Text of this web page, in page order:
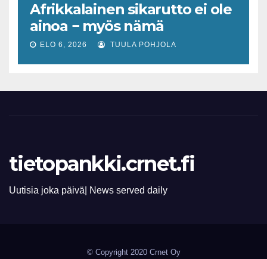
Afrikkalainen sikarutto ei ole
ainoa − myös nämä
virustaudit uhkaavat sekä
ELO 6, 2026 TUULA POHJOLA
tietopankki.crnet.fi
Uutisia joka päivä| News served daily
© Copyright 2020 Crnet Oy